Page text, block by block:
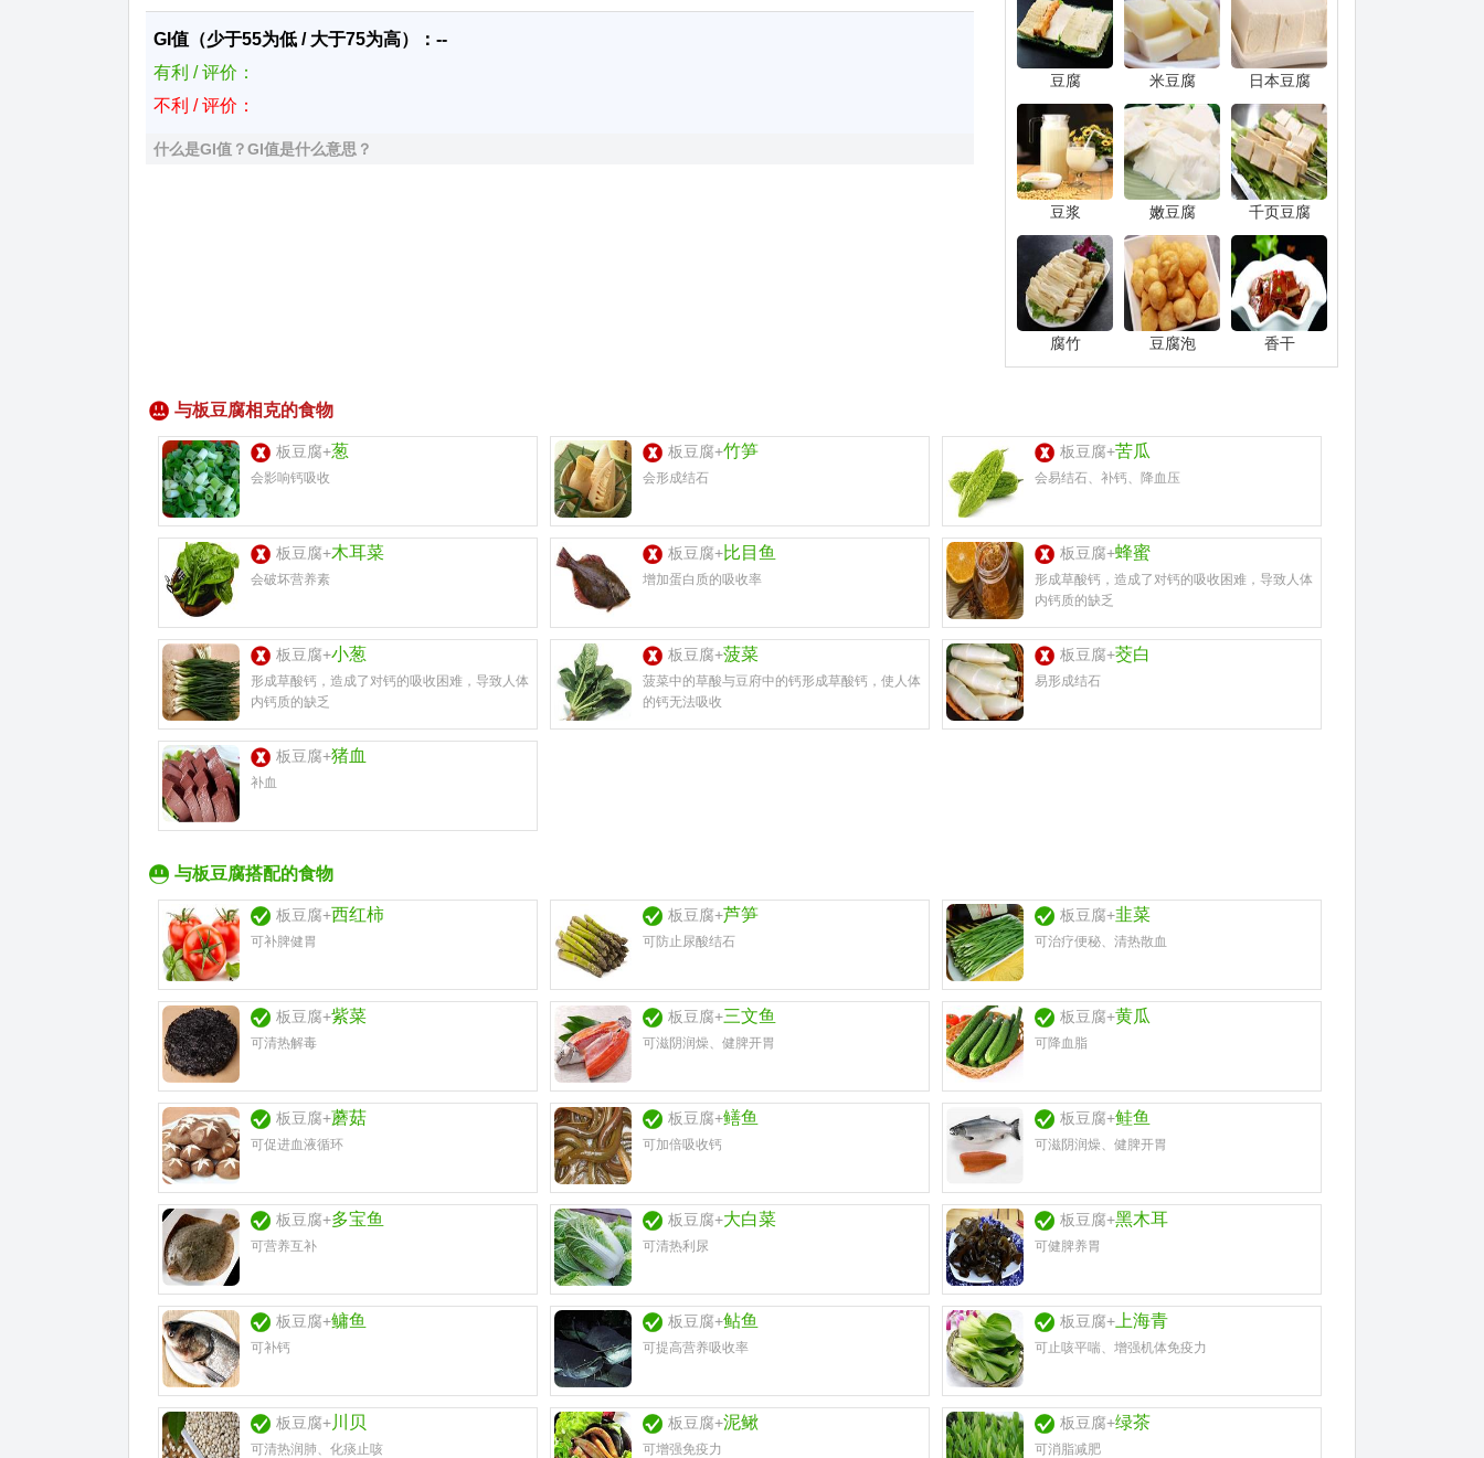
GI值（少于55为低 / 大于75为高）：--
有利 / 评价：
不利 / 评价：
什么是GI值？GI值是什么意思？
豆腐 米豆腐 日本豆腐
豆浆 嫩豆腐 千页豆腐
腐竹 豆腐泡 香干
与板豆腐相克的食物
板豆腐+葱
会影响钙吸收
板豆腐+竹笋
会形成结石
板豆腐+苦瓜
会易结石、补钙、降血压
板豆腐+木耳菜
会破坏营养素
板豆腐+比目鱼
增加蛋白质的吸收率
板豆腐+蜂蜜
形成草酸钙，造成了对钙的吸收困难，导致人体
内钙质的缺乏
板豆腐+小葱
形成草酸钙，造成了对钙的吸收困难，导致人体
内钙质的缺乏
板豆腐+菠菜
菠菜中的草酸与豆府中的钙形成草酸钙，使人体
的钙无法吸收
板豆腐+茭白
易形成结石
板豆腐+猪血
补血
与板豆腐搭配的食物
板豆腐+西红柿
可补脾健胃
板豆腐+芦笋
可防止尿酸结石
板豆腐+韭菜
可治疗便秘、清热散血
板豆腐+紫菜
可清热解毒
板豆腐+三文鱼
可滋阴润燥、健脾开胃
板豆腐+黄瓜
可降血脂
板豆腐+蘑菇
可促进血液循环
板豆腐+鳝鱼
可加倍吸收钙
板豆腐+鲑鱼
可滋阴润燥、健脾开胃
板豆腐+多宝鱼
可营养互补
板豆腐+大白菜
可清热利尿
板豆腐+黑木耳
可健脾养胃
板豆腐+鳙鱼
可补钙
板豆腐+鲇鱼
可提高营养吸收率
板豆腐+ 上海青
可止咳平喘、增强机体免疫力
板豆腐+川贝
可清热润肺、化痰止咳
板豆腐+泥鳅
可增强免疫力
板豆腐+绿茶
可消脂减肥